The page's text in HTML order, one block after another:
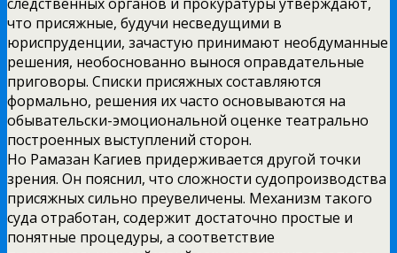
что присяжные, будучи несведущими в
юриспруденции, зачастую принимают необдуманные
решения, необоснованно вынося оправдательные
приговоры. Списки присяжных составляются
формально, решения их часто основываются на
обывательски-эмоциональной оценке театрально
построенных выступлений сторон.
Но Рамазан Кагиев придерживается другой точки
зрения. Он пояснил, что сложности судопроизводства
присяжных сильно преувеличены. Механизм такого
суда отработан, содержит достаточно простые и
понятные процедуры, а соответствие